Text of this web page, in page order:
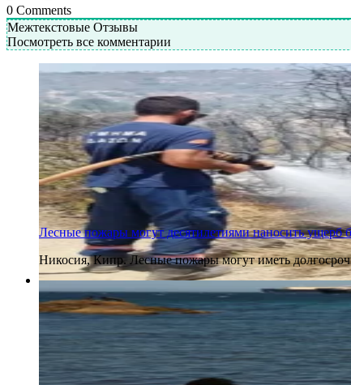
0 Comments
Межтекстовые Отзывы
Посмотреть все комментарии
5 августа 2026
Лесные пожары могут десятилетиями наносить ущерб
Никосия, Кипр. Лесные пожары могут иметь